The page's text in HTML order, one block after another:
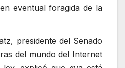
eventual foragida de la
presidente del Senado
del mundo del Internet